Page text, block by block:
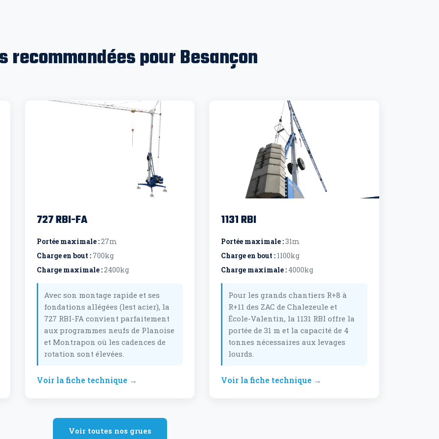
recommandées pour Besançon
727 RBI-FA
Portée maximale :27m
Charge en bout :700kg
Charge maximale :2400kg
Avec son montage rapide et ses
fondations allégées (lest acier), la
727 RBI-FA convient parfaitement
aux programmes neufs de Planoise
et Montrapon où les cadences de
rotation sont élevées.
Voir la fiche technique →
1131 RBI
Portée maximale :31m
Charge en bout : 1100kg
Charge maximale : 4000kg
Pour les grands chantiers R+8 à
R+11 des ZAC de Chalezeule et
École-Valentin, la 1131 RBI offre la
portée de 31 m et la capacité de 4
tonnes nécessaires aux levages
lourds.
Voir la fiche technique →
Voir toutes nos grues